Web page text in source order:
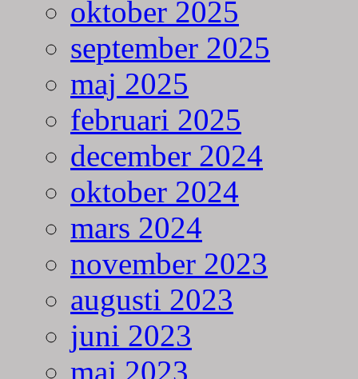
oktober 2025
september 2025
maj 2025
februari 2025
december 2024
oktober 2024
mars 2024
november 2023
augusti 2023
juni 2023
maj 2023